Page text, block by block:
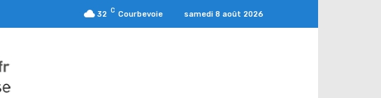
32 C Courbevoie samedi 8 août 2026